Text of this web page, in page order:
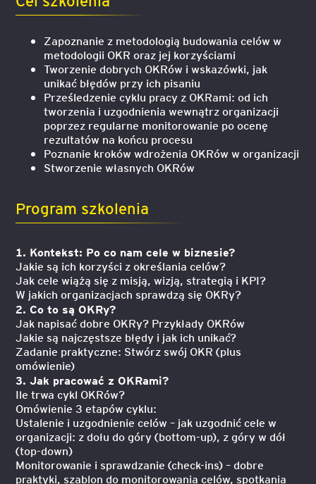
Zapoznanie z metodologią budowania celów w
metodologii OKR oraz jej korzyściami
Tworzenie dobrych OKRów i wskazówki, jak
unikać błędów przy ich pisaniu
Prześledzenie cyklu pracy z OKRami: od ich
tworzenia i uzgodnienia wewnątrz organizacji
poprzez regularne monitorowanie po ocenę
rezultatów na końcu procesu
Poznanie kroków wdrożenia OKRów w organizacji
Stworzenie własnych OKRów
Program szkolenia
1. Kontekst: Po co nam cele w biznesie?
Jakie są ich korzyści z określania celów?
Jak cele wiążą się z misją, wizją, strategią i KPI?
W jakich organizacjach sprawdzą się OKRy?
2. Co to są OKRy?
Jak napisać dobre OKRy? Przykłady OKRów
Jakie są najczęstsze błędy i jak ich unikać?
Zadanie praktyczne: Stwórz swój OKR (plus
omówienie)
3. Jak pracować z OKRami?
Ile trwa cykl OKRów?
Omówienie 3 etapów cyklu:
Ustalenie i uzgodnienie celów – jak uzgodnić cele w
organizacji: z dołu do góry (bottom-up), z góry w dół
(top-down)
Monitorowanie i sprawdzanie (check-ins) – dobre
praktyki, szablon do monitorowania celów, spotkania